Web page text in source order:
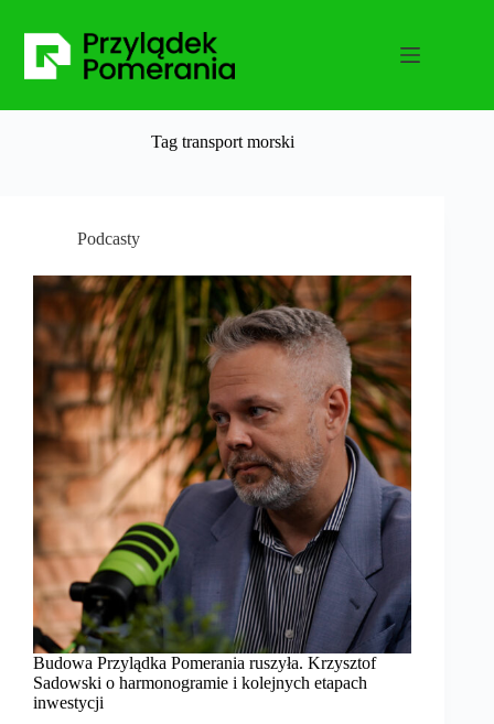
Tagtransport morski
Podcasty
Budowa Przylądka Pomerania ruszyła. Krzysztof
Sadowski o harmonogramie i kolejnych etapach
inwestycji